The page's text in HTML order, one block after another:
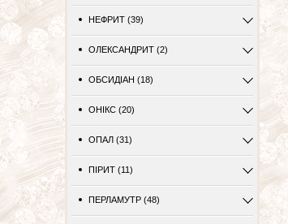
НЕФРИТ (39)
ОЛЕКСАНДРИТ (2)
ОБСИДІАН (18)
ОНІКС (20)
ОПАЛ (31)
ПІРИТ (11)
ПЕРЛАМУТР (48)